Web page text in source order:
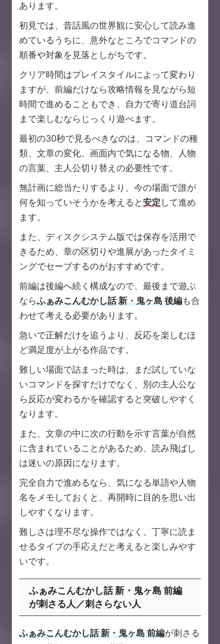
あります。
初見では、昔話風の世界観に安心して読み進
めているうちに、意外なところでコマンドの
順番や対象を見落としがちです。
クリア時間はプレイスタイルによって変わり
ますが、前編だけなら攻略情報を見ながら短
時間で進めることもでき、自力で寄り道台詞
まで楽しむならじっくり遊べます。
最初の30秒で見るべきなのは、コマンドの種
類、文章の変化、画面内で気になる物、人物
の言葉、主人公切り替えの必要性です。
無計画に総当たりするより、今の場面で誰が
何を知っていそうかを考えると安定して進め
ます。
また、ディスクシステム版では保存を活用で
きるため、章の区切りや進展があったタイミ
ングでセーブするのがおすすめです。
前編は後編へ続く構成なので、最後まで遊ぶ
ならふぁみこんむかし話 新・鬼ヶ島 後編も合
わせて考える必要があります。
急いで正解だけを追うより、反応を楽しむほ
ど満足度が上がる作品です。
難しい場面で詰まった時は、まだ試していな
いコマンドを探すだけでなく、別の主人公な
ら反応が変わるかを確認すると突破しやすく
なります。
また、文章の中に次の行動を示す言葉が自然
に含まれていることがあるため、読み飛ばし
は迷いの原因になります。
完全自力で進めるなら、気になる単語や人物
名をメモしておくと、再開時に目的を思い出
しやすくなります。
難しさは理不尽な操作ではなく、丁寧に読ま
せるタイプの手応えだと考えると楽しみやす
いです。
ふぁみこんむかし話 新・鬼ヶ島 前編
が刺さる人／刺さらない人
ふぁみこんむかし話 新・鬼ヶ島 前編が刺さる